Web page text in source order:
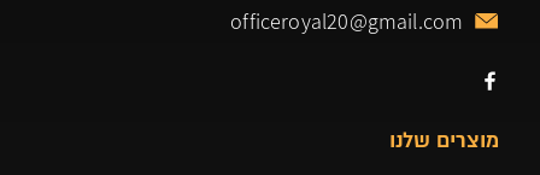
מוצרים שלנו
officeroyal20@gmail.com